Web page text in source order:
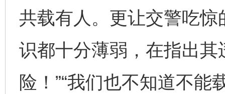
共载有人。更让交警吃
识都十分薄弱，在指出其
险！”“我们也不知道不能